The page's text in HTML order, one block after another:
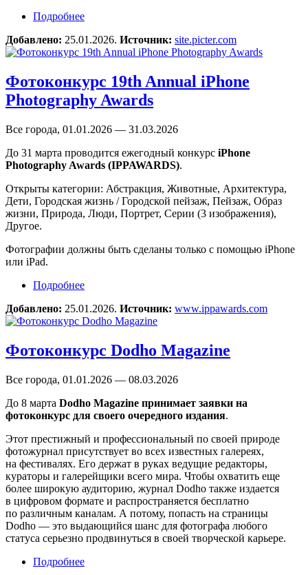
Подробнее
Добавлено: 25.01.2026. Источник: site.picter.com
Фотоконкурс 19th Annual iPhone
Photography Awards
Все города, 01.01.2026 — 31.03.2026
До 31 марта проводится ежегодный конкурс iPhone
Photography Awards (IPPAWARDS).
Открыты категории: Абстракция, Животные, Архитектура,
Дети, Городская жизнь / Городской пейзаж, Пейзаж, Образ
жизни, Природа, Люди, Портрет, Серии (3 изображения),
Другое.
Фотографии должны быть сделаны только с помощью iPhone
или iPad.
Подробнее
Добавлено: 25.01.2026. Источник: www.ippawards.com
Фотоконкурс Dodho Magazine
Все города, 01.01.2026 — 08.03.2026
До 8 марта Dodho Magazine принимает заявки на
фотоконкурс для своего очередного издания.
Этот престижный и профессиональный по своей природе
фотожурнал присутствует во всех известных галереях,
на фестивалях. Его держат в руках ведущие редакторы,
кураторы и галерейщики всего мира. Чтобы охватить еще
более широкую аудиторию, журнал Dodho также издается
в цифровом формате и распространяется бесплатно
по различным каналам. А потому, попасть на страницы
Dodho — это выдающийся шанс для фотографа любого
статуса серьезно продвинуться в своей творческой карьере.
Подробнее